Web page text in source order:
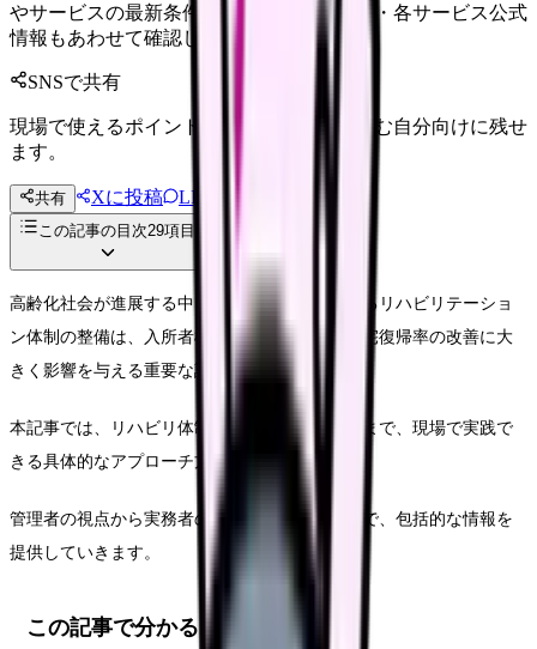
やサービスの最新条件は公的機関・勤務先・各サービス公式
情報もあわせて確認してください。
SNSで共有
現場で使えるポイントを、同僚やあとで読む自分向けに残せ
ます。
共有 Xに投稿 LINE
この記事の目次29項目
高齢化社会が進展する中、老人保健施設におけるリハビリテーショ
ン体制の整備は、入所者様の生活の質向上と在宅復帰率の改善に大
きく影響を与える重要な課題となっています。
本記事では、リハビリ体制の構築から質の改善まで、現場で実践で
きる具体的なアプローチ方法をご紹介します。
管理者の視点から実務者の具体的な取り組みまで、包括的な情報を
提供していきます。
この記事で分かること